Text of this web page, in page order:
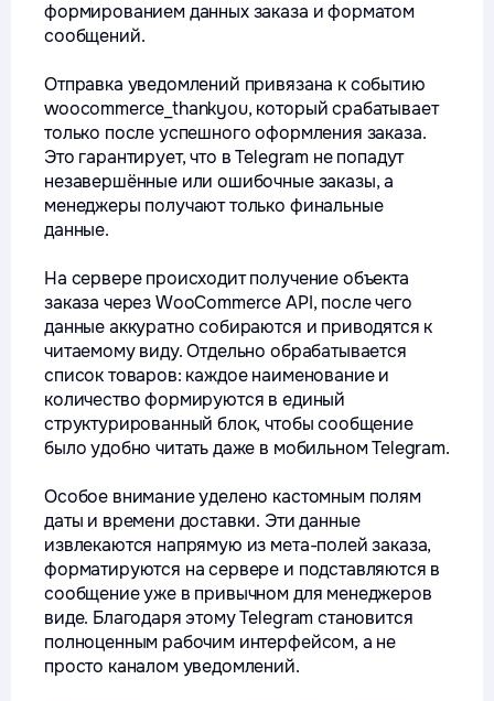
формированием данных заказа и форматом
сообщений.
Отправка уведомлений привязана к событию
woocommerce_thankyou, который срабатывает
только после успешного оформления заказа.
Это гарантирует, что в Telegram не попадут
незавершённые или ошибочные заказы, а
менеджеры получают только финальные
данные.
На сервере происходит получение объекта
заказа через WooCommerce API, после чего
данные аккуратно собираются и приводятся к
читаемому виду. Отдельно обрабатывается
список товаров: каждое наименование и
количество формируются в единый
структурированный блок, чтобы сообщение
было удобно читать даже в мобильном Telegram.
Особое внимание уделено кастомным полям
даты и времени доставки. Эти данные
извлекаются напрямую из мета-полей заказа,
форматируются на сервере и подставляются в
сообщение уже в привычном для менеджеров
виде. Благодаря этому Telegram становится
полноценным рабочим интерфейсом, а не
просто каналом уведомлений.